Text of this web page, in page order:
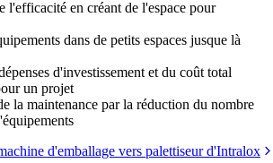
l'efficacité en créant de l'espace pour
dans de petits espaces jusque là
d'investissement et du coût total
un projet
la maintenance par la réduction du nombre
d'emballage vers palettiseur d'Intralox